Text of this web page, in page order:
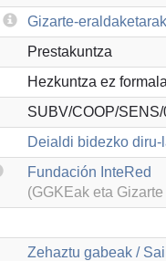
Gizarte-
Prestakuntza
Hezkuntza ez formala
SUBV/COOP/
Deialdi bidezko
Fundación InteRed
(GGKEak eta
Zehaztu gabeak /